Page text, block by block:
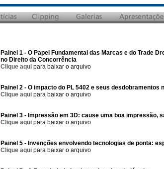
Painel 1 - O Papel Fundamental das Marcas e do Trade
no Direito da Concorrência
Clique aquipara baixar o arquivo
Painel 2 - O impacto do PL 5402 e seus desdobramentos
Clique aquipara baixar o arquivo
Painel 3 - Impressão em 3D: cause uma boa impressão,
Clique aquipara baixar o arquivo
Painel 5 - Invenções envolvendo tecnologias de ponta:
Clique aquipara baixar o arquivo